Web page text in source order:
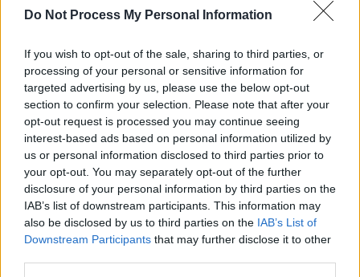
Do Not Process My Personal Information
If you wish to opt-out of the sale, sharing to third parties, or
processing of your personal or sensitive information for
targeted advertising by us, please use the below opt-out
section to confirm your selection. Please note that after your
opt-out request is processed you may continue seeing
interest-based ads based on personal information utilized by
us or personal information disclosed to third parties prior to
your opt-out. You may separately opt-out of the further
disclosure of your personal information by third parties on the
IAB’s list of downstream participants. This information may
also be disclosed by us to third parties on the IAB’s List of
Downstream Participants that may further disclose it to other
Το πιο σημαντικό είναι η επέκταση της
χορήγησης του επιδόματοςκώφωσης στην
ηλικιακή ομάδα 18-65 ετών ύψους 391 ευρώ
που μέχρι σήμερα αποκλειόταν από την
χορήγηση. Η παρέμβαση αυτή, θα είναι
άμεσης ισχύος.
Άμεση επέκταση του επιδόματος
κώφωσης σε όλους